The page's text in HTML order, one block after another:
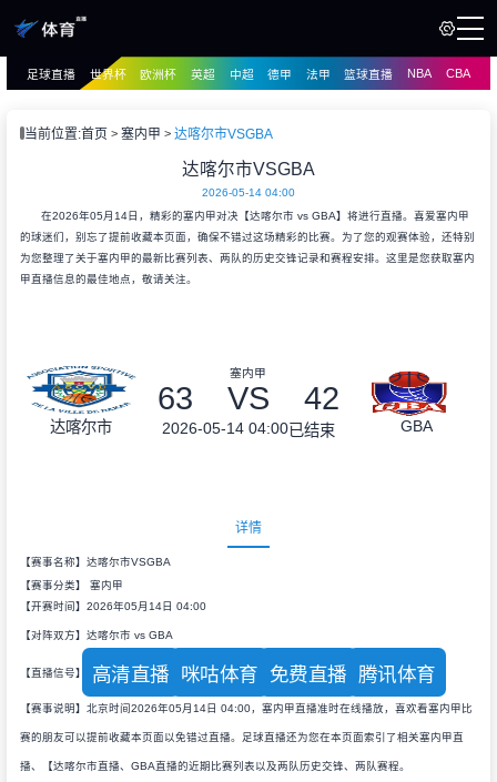
播
足球直播 世界杯 欧洲杯 英超 中超 德甲 法甲 篮球直播 NBA CBA
当前位置:首页 塞内甲 达喀尔市VSGBA
达喀尔市VSGBA
2026-05-14 04:00
在2026年05月14日，精彩的塞内甲对决【达喀尔市 vs GBA】将进行直播。喜爱塞内甲
的球迷们，别忘了提前收藏本页面，确保不错过这场精彩的比赛。为了您的观赛体验，还特别
为您整理了关于塞内甲的最新比赛列表、两队的历史交锋记录和赛程安排。这里是您获取塞内
甲直播信息的最佳地点，敬请关注。
达喀尔市
塞内甲
63 VS 42
2026-05-14 04:00已结束 GBA
详情
【赛事名称】达喀尔市VSGBA
【赛事分类】 塞内甲
【开赛时间】2026年05月14日 04:00
【对阵双方】达喀尔市 vs GBA
【直播信号】 高清直播 咪咕体育 免费直播 腾讯体育
【赛事说明】北京时间2026年05月14日 04:00，塞内甲直播准时在线播放，喜欢看塞内甲比
赛的朋友可以提前收藏本页面以免错过直播。足球直播还为您在本页面索引了相关塞内甲直
播、【达喀尔市直播、GBA直播的近期比赛列表以及两队历史交锋、两队赛程。